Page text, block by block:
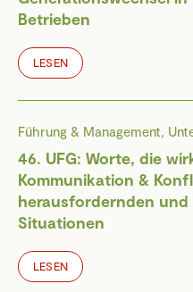
Betrieben
LESEN
Führung & Management,
46. UFG: Worte, die
Kommunikation &
herausfordernden
Situationen
LESEN